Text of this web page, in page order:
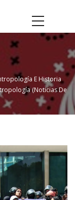
E Historia
(Noticias De